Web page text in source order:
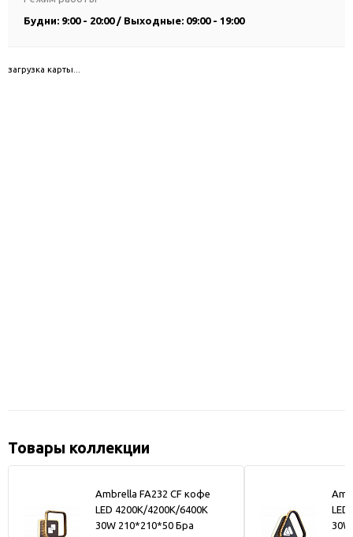
Будни: 9:00 - 20:00 / Выходные: 09:00 - 19:00
загрузка карты...
Товары коллекции
Ambrella FA232 CF кофе
LED 4200K/4200K/6400K
30W 210*210*50 Бра
LED